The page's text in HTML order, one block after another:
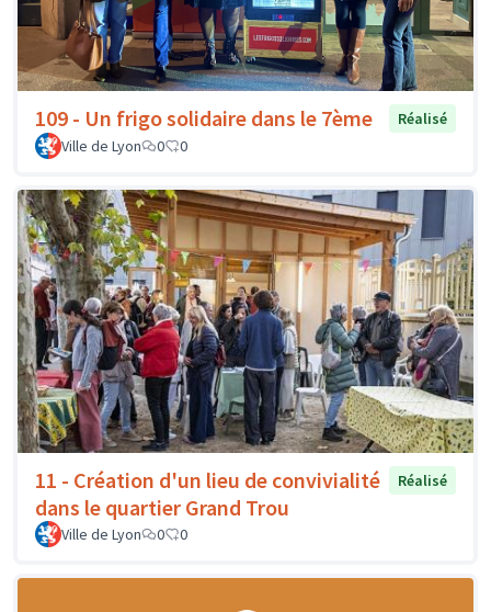
109 - Un frigo solidaire dans le 7ème
Réalisé
Ville de Lyon
0 0
11 - Création d'un lieu de convivialité
dans le quartier Grand Trou
Réalisé
Ville de Lyon 0 0